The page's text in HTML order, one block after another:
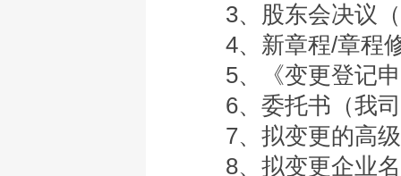
3、股东会决议（
4、新章程/章程修
5、《变更登记申
6、委托书（我司
7、拟变更的高级
8、拟变更企业名